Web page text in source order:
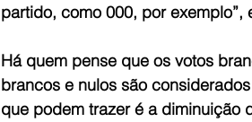
partido, como 000, por exemplo”,
Há quem pense que os votos
brancos e nulos são
que podem trazer é a diminuição